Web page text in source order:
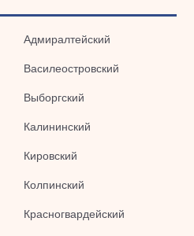
Адмиралтейский
Василеостровский
Выборгский
Калининский
Кировский
Колпинский
Красногвардейский